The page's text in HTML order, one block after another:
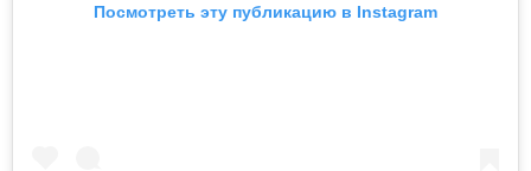
Посмотреть эту публикацию в Instagram